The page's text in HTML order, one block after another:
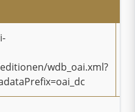
wdb_oai.xml?